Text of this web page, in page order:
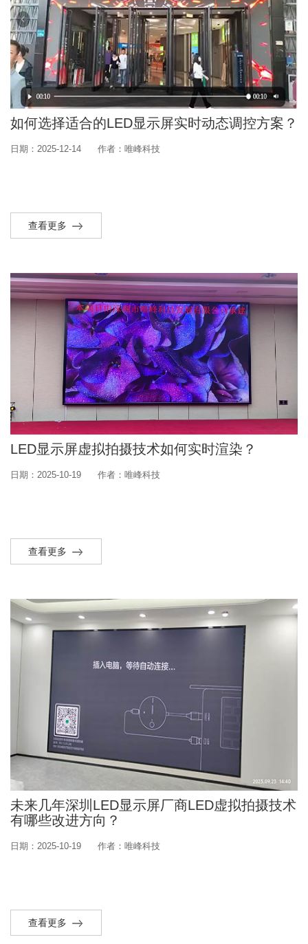
如何选择适合的LED显示屏实时动态调控方案？
日期：2025-12-14 作者：唯峰科技
查看更多
LED显示屏虚拟拍摄技术如何实时渲染？
日期：2025-10-19 作者：唯峰科技
查看更多
未来几年深圳LED显示屏厂商LED虚拟拍摄技术
有哪些改进方向？
日期：2025-10-19 作者：唯峰科技
查看更多